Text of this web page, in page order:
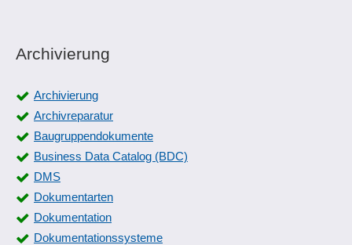
Archivierung
Archivierung
Archivreparatur
Baugruppendokumente
Business Data Catalog (BDC)
DMS
Dokumentarten
Dokumentation
Dokumentationssysteme